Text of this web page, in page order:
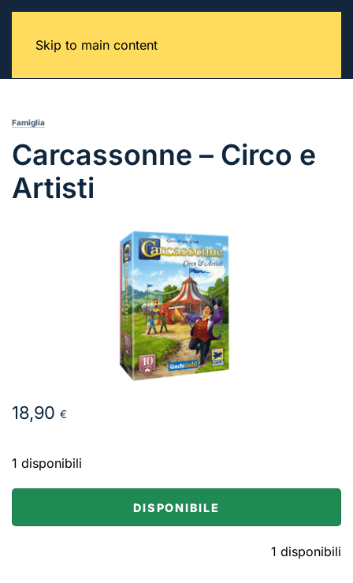
Skip to main content
Famiglia
Carcassonne – Circo e
Artisti
18,90 €
1 disponibili
DISPONIBILE
1 disponibili